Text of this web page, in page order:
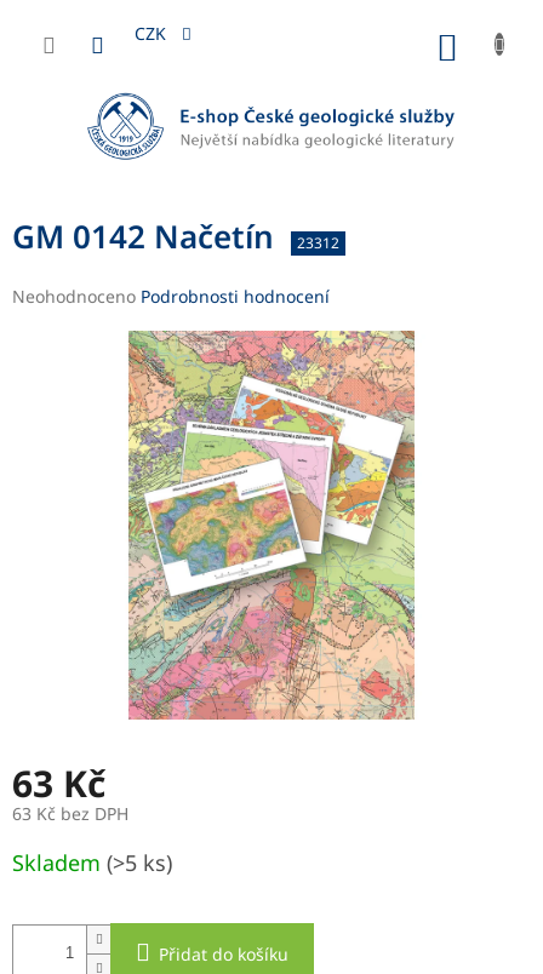
obsah
CZK
GM 0142 Načetín 23312
Průměrné
Neohodnoceno Podrobnosti hodnocení
63 Kč
63 Kč bez DPH
cena:
Skladem (>5 ks)
Přidat do košíku